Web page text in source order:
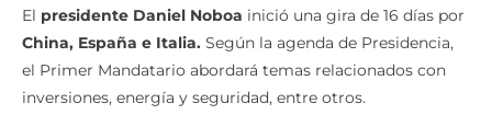
El presidente Daniel Noboa inició una gira de 16 días por
China, España e Italia. Según la agenda de Presidencia,
el Primer Mandatario abordará temas relacionados con
inversiones, energía y seguridad, entre otros.